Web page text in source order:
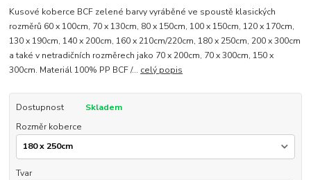
Kusové koberce BCF zelené barvy vyráběné ve spoustě klasických
rozměrů 60 x 100cm, 70 x 130cm, 80 x 150cm, 100 x 150cm, 120 x 170cm,
130 x 190cm, 140 x 200cm, 160 x 210cm/220cm, 180 x 250cm, 200 x 300cm
a také v netradičních rozměrech jako 70 x 200cm, 70 x 300cm, 150 x
300cm. Materiál 100% PP BCF /... celý popis
Dostupnost
Skladem
Rozměr koberce
Tvar